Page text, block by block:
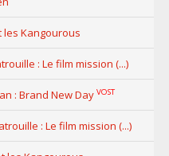
les Kangourous
: Le film mission (...)
: Brand New Day VOST
: Le film mission (...)